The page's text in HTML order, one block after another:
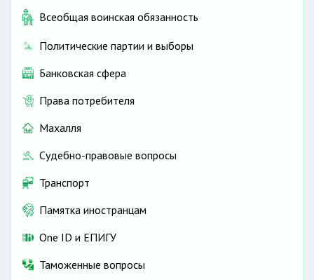
Всеобщая воинская обязанность
Политические партии и выборы
Банковская сфера
Права потребителя
Махалля
Судебно-правовые вопросы
Транспорт
Памятка иностранцам
One ID и ЕПИГУ
Таможенные вопросы